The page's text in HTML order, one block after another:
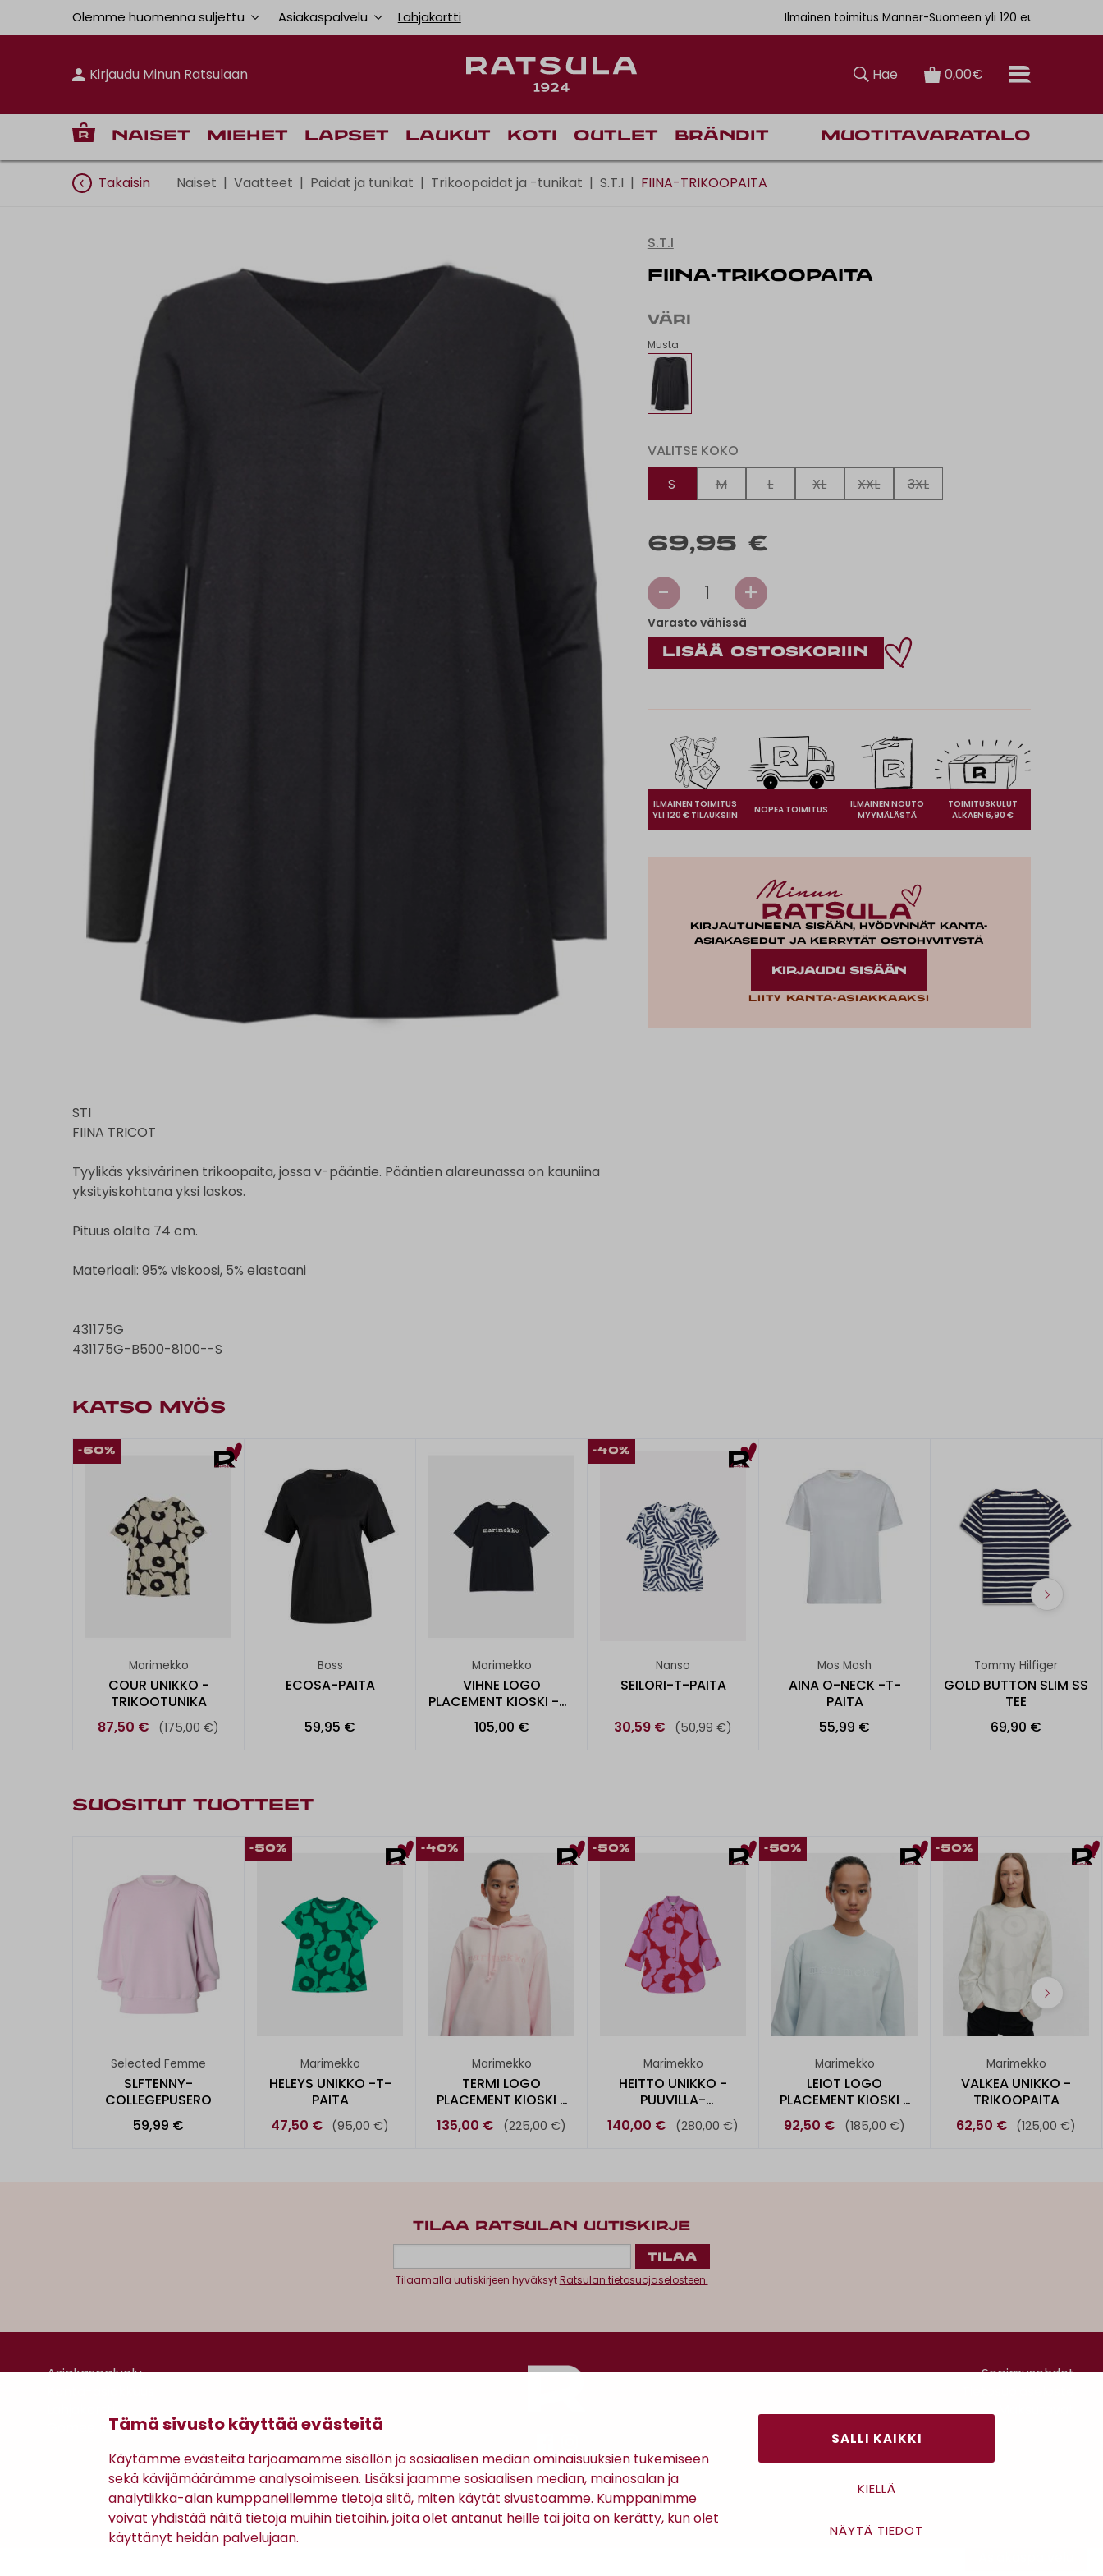
Tämä sivusto käyttää evästeitä
Käytämme evästeitä tarjoamamme sisällön ja sosiaalisen median ominaisuuksien tukemiseen
sekä kävijämäärämme analysoimiseen. Lisäksi jaamme sosiaalisen median, mainosalan ja
analytiikka-alan kumppaneillemme tietoja siitä, miten käytät sivustoamme. Kumppanimme
voivat yhdistää näitä tietoja muihin tietoihin, joita olet antanut heille tai joita on kerätty, kun olet
käyttänyt heidän palvelujaan.
SALLI KAIKKI
KIELLÄ
NÄYTÄ TIEDOT
Olemme huomenna suljettu Asiakaspalvelu Lahjakortti Ilmainen toimitus Manner-Suomeen yli 120 euron tilauksiin
Kirjaudu Minun Ratsulaan Hae 0,00€
Naiset Miehet Lapset Laukut Koti Outlet Brändit Muotitavaratalo
Takaisin Naiset | Vaatteet | Paidat ja tunikat | Trikoopaidat ja -tunikat | S.T.I | FIINA-TRIKOOPAITA
STI
FIINA TRICOT
Tyylikäs yksivärinen trikoopaita, jossa v-pääntie. Pääntien alareunassa on kauniina
yksityiskohtana yksi laskos.
Pituus olalta 74 cm.
Materiaali: 95% viskoosi, 5% elastaani
431175G
431175G-B500-8100--S
S.T.I
FIINA-TRIKOOPAITA
VÄRI
Musta
VALITSE KOKO
S
M L XL XXL 3XL
69,95 €
- 1 +
Varasto vähissä
ILMAINEN TOIMITUS
YLI 120 € TILAUKSIIN
NOPEA TOIMITUS
ILMAINEN NOUTO
MYYMÄLÄSTÄ
TOIMITUSKULUT
ALKAEN 6,90 €
Kirjautuneena sisään, hyödynnät kanta-
asiakasedut ja kerrytät ostohyvitystä
KIRJAUDU SISÄÄN
Liity kanta-asiakkaaksi
KATSO MYÖS
-50%
Marimekko
COUR UNIKKO -
TRIKOOTUNIKA
87,50 €
(175,00 €)
Boss
ECOSA-PAITA
59,95 €
Marimekko
VIHNE LOGO
PLACEMENT KIOSKI -T-
PAITA
105,00 €
-40%
Nanso
SEILORI-T-PAITA
30,59 € (50,99 €)
Mos Mosh
AINA O-NECK -T-
PAITA
55,99 €
Tommy Hilfiger
GOLD BUTTON SLIM SS
TEE
69,90 €
SUOSITUT TUOTTEET
Selected Femme
SLFTENNY-
COLLEGEPUSERO
59,99 €
-50%
Marimekko
HELEYS UNIKKO -T-
PAITA
47,50 € (95,00 €)
-40%
Marimekko
TERMI LOGO
PLACEMENT KIOSKI -
HUPPARI
135,00 € (225,00 €)
-50%
Marimekko
HEITTO UNIKKO -
PUUVILLA-
PELLAVAPAITA
140,00 € (280,00 €)
-50%
Marimekko
LEIOT LOGO
PLACEMENT KIOSKI -
COLLEGEPUSE
92,50 € (185,00 €)
-50%
Marimekko
VALKEA UNIKKO -
TRIKOOPAITA
62,50 € (125,00 €)
TILAA RATSULAN UUTISKIRJE
Tilaamalla uutiskirjeen hyväksytRatsulan tietosuojaselosteen.
Asiakaspalvelu
Gomee Ratsula Café
Antinkatu 17, 28100 Pori
Sopimusehdot